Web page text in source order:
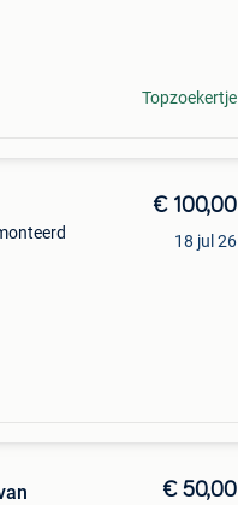
Topzoekertje
€ 100,00
18 jul 26
€ 50,00